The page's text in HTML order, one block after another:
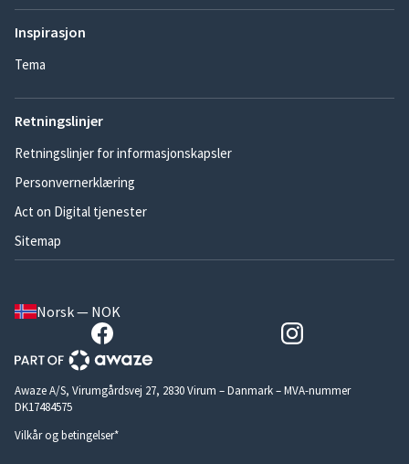
Inspirasjon
Tema
Retningslinjer
Retningslinjer for informasjonskapsler
Personvernerklæring
Act on Digital tjenester
Sitemap
Norsk — NOK
Awaze A/S, Virumgårdsvej 27, 2830 Virum – Danmark – MVA-nummer
DK17484575
Vilkår og betingelser*